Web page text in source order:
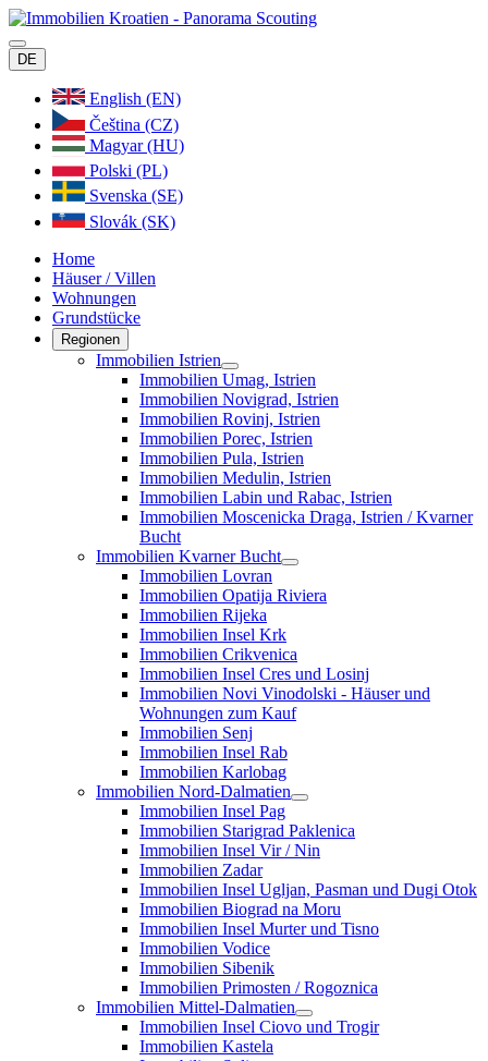
DE
English (EN)
Čeština (CZ)
Magyar (HU)
Polski (PL)
Svenska (SE)
Slovák (SK)
Home
Häuser / Villen
Wohnungen
Grundstücke
Regionen
Immobilien Istrien
Immobilien Umag, Istrien
Immobilien Novigrad, Istrien
Immobilien Rovinj, Istrien
Immobilien Porec, Istrien
Immobilien Pula, Istrien
Immobilien Medulin, Istrien
Immobilien Labin und Rabac, Istrien
Immobilien Moscenicka Draga, Istrien / Kvarner
Bucht
Immobilien Kvarner Bucht
Immobilien Lovran
Immobilien Opatija Riviera
Immobilien Rijeka
Immobilien Insel Krk
Immobilien Crikvenica
Immobilien Insel Cres und Losinj
Immobilien Novi Vinodolski - Häuser und
Wohnungen zum Kauf
Immobilien Senj
Immobilien Insel Rab
Immobilien Karlobag
Immobilien Nord-Dalmatien
Immobilien Insel Pag
Immobilien Starigrad Paklenica
Immobilien Insel Vir / Nin
Immobilien Zadar
Immobilien Insel Ugljan, Pasman und Dugi Otok
Immobilien Biograd na Moru
Immobilien Insel Murter und Tisno
Immobilien Vodice
Immobilien Sibenik
Immobilien Primosten / Rogoznica
Immobilien Mittel-Dalmatien
Immobilien Insel Ciovo und Trogir
Immobilien Kastela